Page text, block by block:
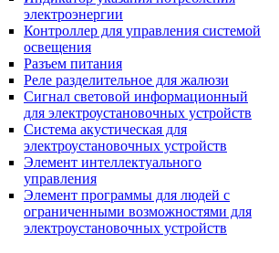
электроэнергии
Контроллер для управления системой
освещения
Разъем питания
Реле разделительное для жалюзи
Сигнал световой информационный
для электроустановочных устройств
Система акустическая для
электроустановочных устройств
Элемент интеллектуального
управления
Элемент программы для людей с
ограниченными возможностями для
электроустановочных устройств